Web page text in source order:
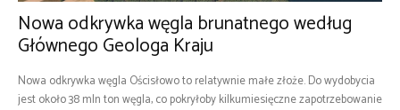
Nowa odkrywka węgla brunatnego według
Głównego Geologa Kraju
Nowa odkrywka węgla Ościsłowo to relatywnie małe złoże. Do wydobycia
jest około 38 mln ton węgla, co pokryłoby kilkumiesięczne zapotrzebowanie